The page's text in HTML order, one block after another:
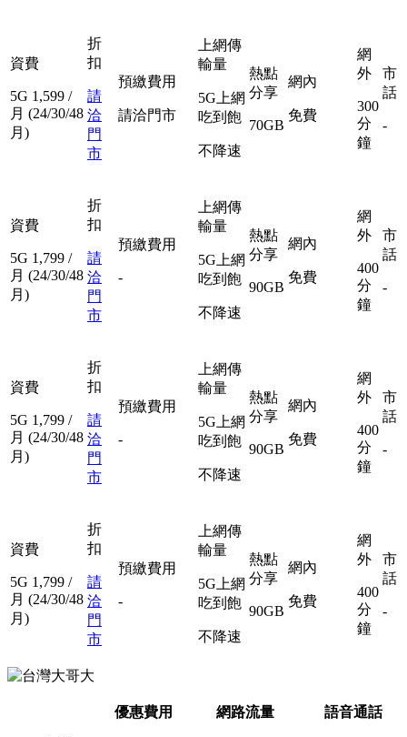
資費
5G 1,599 /
月 (24/30/48
月)
折
扣
請
洽
門
市
預繳費用
請洽門市
上網傳
輸量
5G上網
吃到飽
不降速
熱點
分享
70GB
網內
免費
網
外
300
分
鐘
市
話
-
資費
5G 1,799 /
月 (24/30/48
月)
折
扣
請
洽
門
市
預繳費用
-
上網傳
輸量
5G上網
吃到飽
不降速
熱點
分享
90GB
網內
免費
網
外
400
分
鐘
市
話
-
資費
5G 1,799 /
月 (24/30/48
月)
折
扣
請
洽
門
市
預繳費用
-
上網傳
輸量
5G上網
吃到飽
不降速
熱點
分享
90GB
網內
免費
網
外
400
分
鐘
市
話
-
資費
5G 1,799 /
月 (24/30/48
月)
折
扣
請
洽
門
市
預繳費用
-
上網傳
輸量
5G上網
吃到飽
不降速
熱點
分享
90GB
網內
免費
網
外
400
分
鐘
市
話
-
優惠費用 網路流量 語音通話